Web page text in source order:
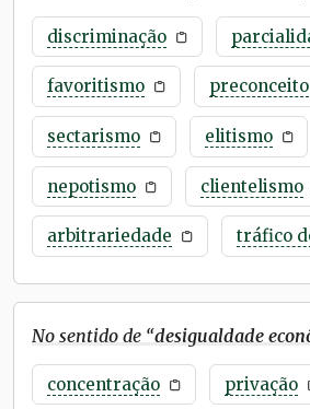
discriminação
favoritismo preconceito
sectarismo elitismo
nepotismo clientelismo
arbitrariedade tráfico
No sentido de “desigualdade
concentração privação